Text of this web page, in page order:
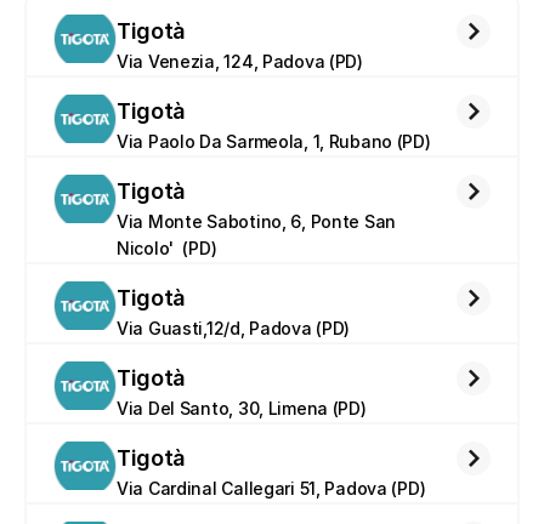
Tigotà
Via Venezia, 124, Padova (PD)
Tigotà
Via Paolo Da Sarmeola, 1, Rubano (PD)
Tigotà
Via Monte Sabotino, 6, Ponte San
Nicolo'  (PD)
Tigotà
Via Guasti,12/d, Padova (PD)
Tigotà
Via Del Santo, 30, Limena (PD)
Tigotà
Via Cardinal Callegari 51, Padova (PD)